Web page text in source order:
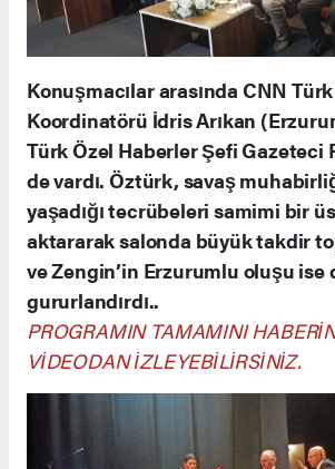
Konuşmacılar arasında CNN
Koordinatörü İdris Arıkan
Türk Özel Haberler Şefi Gazeteci
de vardı. Öztürk, savaş
yaşadığı tecrübeleri samimi bir
aktararak salonda büyük takdir
ve Zengin’in Erzurumlu oluşu ise
gururlandırdı..
PROGRAMIN TAMAMINI
VİDEODAN İZLEYEBİLİRSİNİZ.